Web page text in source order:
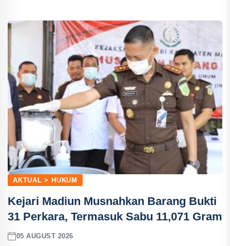
AKTUAL > HUKUM
Kejari Madiun Musnahkan Barang Bukti
31 Perkara, Termasuk Sabu 11,071 Gram
05 AUGUST 2026